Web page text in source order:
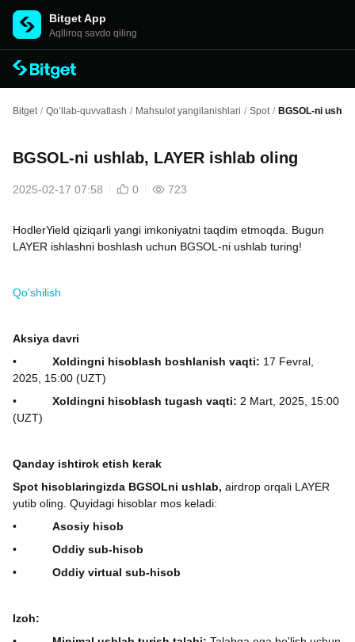
Bitget App
Aqlliroq savdo qiling
Bitget / Qo’llab-quvvatlash / Mahsulot yangilanishlari / Spot / BGSOL-ni
BGSOL-ni ushlab, LAYER ishlab oling
2025-02-17 07:58 0 723
HodlerYield qiziqarli yangi imkoniyatni taqdim etmoqda. Bugun
LAYER ishlashni boshlash uchun BGSOL-ni ushlab turing!
Qo'shilish
Aksiya davri
•
Xoldingni hisoblash boshlanish vaqti: 17 Fevral,
2025, 15:00 (UZT)
•
Xoldingni hisoblash tugash vaqti: 2 Mart, 2025, 15:00
(UZT)
Qanday ishtirok etish kerak
Spot hisoblaringizda BGSOLni ushlab, airdrop orqali LAYER
yutib oling. Quyidagi hisoblar mos keladi:
•
Asosiy hisob
•
Oddiy sub-hisob
•
Oddiy virtual sub-hisob
Izoh: